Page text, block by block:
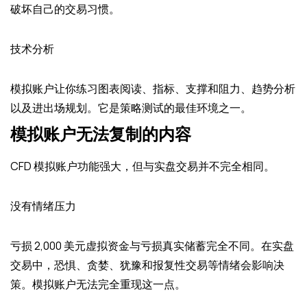
破坏自己的交易习惯。
技术分析
模拟账户让你练习图表阅读、指标、支撑和阻力、趋势分析
以及进出场规划。它是策略测试的最佳环境之一。
模拟账户无法复制的内容
CFD 模拟账户功能强大，但与实盘交易并不完全相同。
没有情绪压力
亏损 2,000 美元虚拟资金与亏损真实储蓄完全不同。在实盘
交易中，恐惧、贪婪、犹豫和报复性交易等情绪会影响决
策。模拟账户无法完全重现这一点。